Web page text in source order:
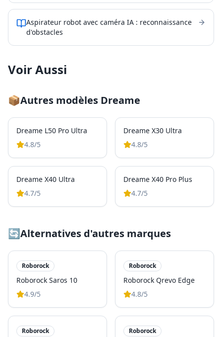
Aspirateur robot avec caméra IA : reconnaissance
d'obstacles
Voir Aussi
📦Autres modèles Dreame
Dreame L50 Pro Ultra
4.8/5
Dreame X30 Ultra
4.8/5
Dreame X40 Ultra
4.7/5
Dreame X40 Pro Plus
4.7/5
🔄Alternatives d'autres marques
Roborock
Roborock Saros 10
4.9/5
Roborock
Roborock Qrevo Edge
4.8/5
Roborock Roborock